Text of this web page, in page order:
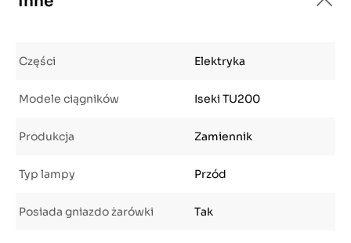
Części Elektryka
Modele ciągników Iseki TU200
Produkcja Zamiennik
Typ lampy Przód
Posiada gniazdo żarówki Tak